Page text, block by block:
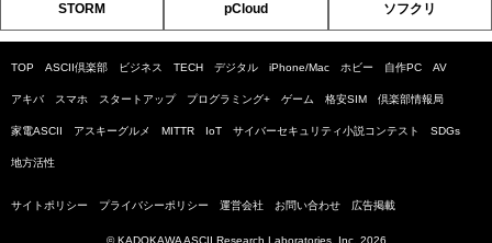
STORM pCloud ソフクリ
TOP ASCII倶楽部 ビジネス TECH デジタル iPhone/Mac ホビー 自作PC AV
アキバ スマホ スタートアップ プログラミング+ ゲーム 格安SIM 倶楽部情報局
家電ASCII アスキーグルメ MITTR IoT サイバーセキュリティ小説コンテスト SDGs
地方活性
サイトポリシー プライバシーポリシー 運営会社 お問い合わせ 広告掲載
© KADOKAWA ASCII Research Laboratories, Inc. 2026